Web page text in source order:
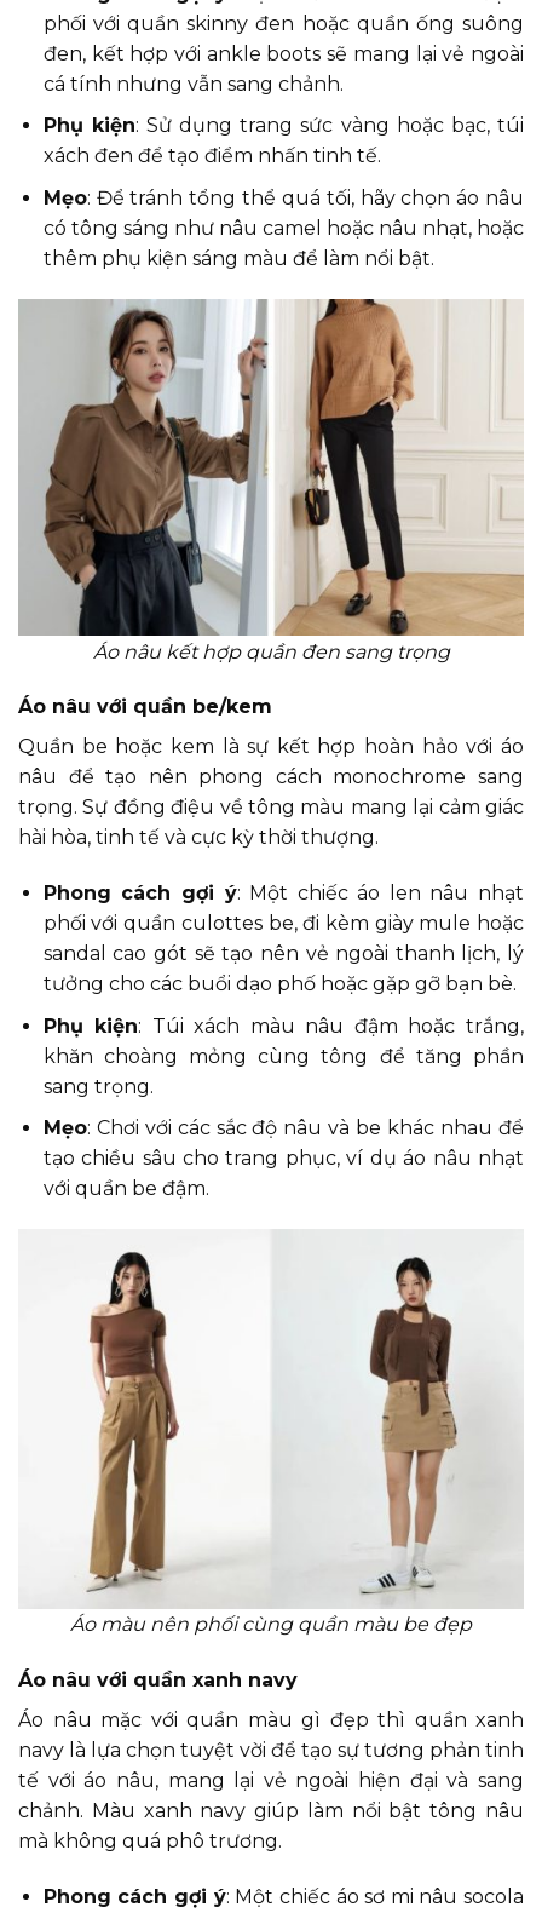
phối với quần skinny đen hoặc quần ống suông
đen, kết hợp với ankle boots sẽ mang lại vẻ ngoài
cá tính nhưng vẫn sang chảnh.
Phụ kiện: Sử dụng trang sức vàng hoặc bạc, túi
xách đen để tạo điểm nhấn tinh tế.
Mẹo: Để tránh tổng thể quá tối, hãy chọn áo nâu
có tông sáng như nâu camel hoặc nâu nhạt, hoặc
thêm phụ kiện sáng màu để làm nổi bật.
Áo nâu kết hợp quần đen sang trọng
Áo nâu với quần be/kem
Quần be hoặc kem là sự kết hợp hoàn hảo với áo
nâu để tạo nên phong cách monochrome sang
trọng. Sự đồng điệu về tông màu mang lại cảm giác
hài hòa, tinh tế và cực kỳ thời thượng.
Phong cách gợi ý: Một chiếc áo len nâu nhạt
phối với quần culottes be, đi kèm giày mule hoặc
sandal cao gót sẽ tạo nên vẻ ngoài thanh lịch, lý
tưởng cho các buổi dạo phố hoặc gặp gỡ bạn bè.
Phụ kiện: Túi xách màu nâu đậm hoặc trắng,
khăn choàng mỏng cùng tông để tăng phần
sang trọng.
Mẹo: Chơi với các sắc độ nâu và be khác nhau để
tạo chiều sâu cho trang phục, ví dụ áo nâu nhạt
với quần be đậm.
Áo màu nên phối cùng quần màu be đẹp
Áo nâu với quần xanh navy
Áo nâu mặc với quần màu gì đẹp thì quần xanh
navy là lựa chọn tuyệt vời để tạo sự tương phản tinh
tế với áo nâu, mang lại vẻ ngoài hiện đại và sang
chảnh. Màu xanh navy giúp làm nổi bật tông nâu
mà không quá phô trương.
Phong cách gợi ý: Một chiếc áo sơ mi nâu socola